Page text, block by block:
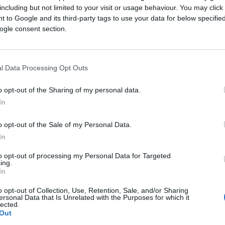
but not limited to your visit or usage behaviour. You may
to Google and its third-party tags to use your data for below
consent section.
Data Processing Opt Outs
opt-out of the Sharing of my personal data.
opt-out of the Sale of my Personal Data.
opt-out of processing my Personal Data for Targeted
opt-out of Collection, Use, Retention, Sale, and/or Sharing
Data that Is Unrelated with the Purposes for which it
su pokazale kako je potrošnjom
omogućena ušteda i do 40 posto.
i stručne analize kao i povratak flore i faune.
Puno smo ulagali u infrastrukturu i stvari
nastavljamo raditi.
poduzetnika i prvi grad sa najvećim
nudite, te koliko ste zadovoljni
po broju poduzetnika i prvi grad kad je
kontinuiranog, dugogodišnjeg rada i ulaganja
sve kako bismo stvorili pozitivnu i poticajnu
Grad Pula provodi brojne poticajne